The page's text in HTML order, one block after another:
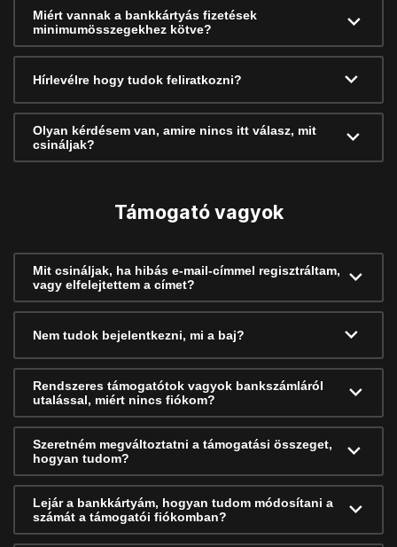
Miért vannak a bankkártyás fizetések
minimumösszegekhez kötve?
Hírlevélre hogy tudok feliratkozni?
Olyan kérdésem van, amire nincs itt válasz, mit
csináljak?
Támogató vagyok
Mit csináljak, ha hibás e-mail-címmel regisztráltam,
vagy elfelejtettem a címet?
Nem tudok bejelentkezni, mi a baj?
Rendszeres támogatótok vagyok bankszámláról
utalással, miért nincs fiókom?
Szeretném megváltoztatni a támogatási összeget,
hogyan tudom?
Lejár a bankkártyám, hogyan tudom módosítani a
számát a támogatói fiókomban?